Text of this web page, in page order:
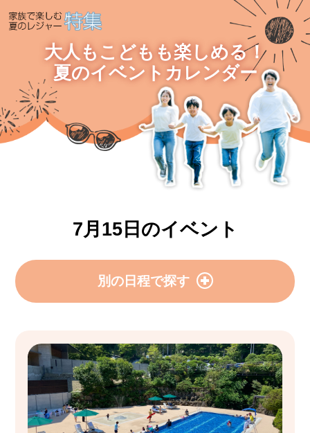
大人もこどもも楽しめる！
夏のイベントカレンダー
7月15日のイベント
別の日程で探す